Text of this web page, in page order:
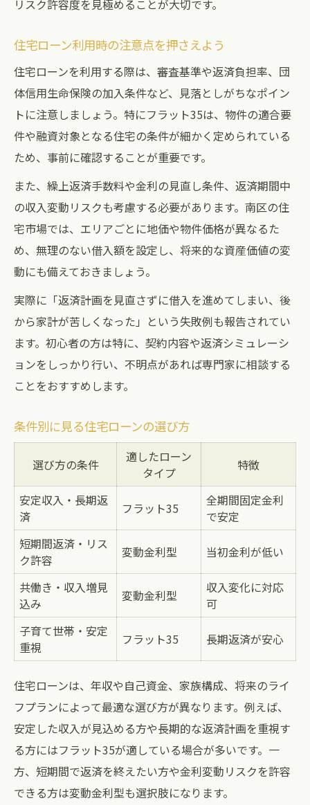
リスク許容度を見極めることが大切です。
住宅ローン利用時の注意点を押さえよう
住宅ローンを利用する際は、審査基準や返済負担率、団
体信用生命保険の加入条件など、見落としがちなポイン
トに注意しましょう。特にフラット35は、物件の適合要
件や融資対象となる住宅の条件が細かく定められている
ため、事前に確認することが重要です。
また、繰上返済手数料や金利の見直し条件、返済期間中
の収入変動リスクも考慮する必要があります。南区の住
宅市場では、エリアごとに地価や物件価格が異なるた
め、無理のない借入額を設定し、将来的な資産価値の変
動にも備えておきましょう。
実際に「返済計画を見直さずに借入を進めてしまい、後
から家計が苦しくなった」という失敗例も報告されてい
ます。初心者の方は特に、契約内容や返済シミュレーシ
ョンをしっかり行い、不明点があれば専門家に相談する
ことをおすすめします。
条件別に見る住宅ローンの選び方
選び方の条件
適したローン
タイプ
特徴
安定収入・長期返
済
フラット35
全期間固定金利
で安定
短期間返済・リス
ク許容
変動金利型 当初金利が低い
共働き・収入増見
込み
変動金利型
収入変化に対応
可
子育て世帯・安定
重視
フラット35 長期返済が安心
住宅ローンは、年収や自己資金、家族構成、将来のライ
フプランによって最適な選び方が異なります。例えば、
安定した収入が見込める方や長期的な返済計画を重視す
る方にはフラット35が適している場合が多いです。一
方、短期間で返済を終えたい方や金利変動リスクを許容
できる方は変動金利型も選択肢になります。